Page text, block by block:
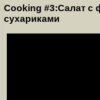
Cooking #3:Салат
сухариками